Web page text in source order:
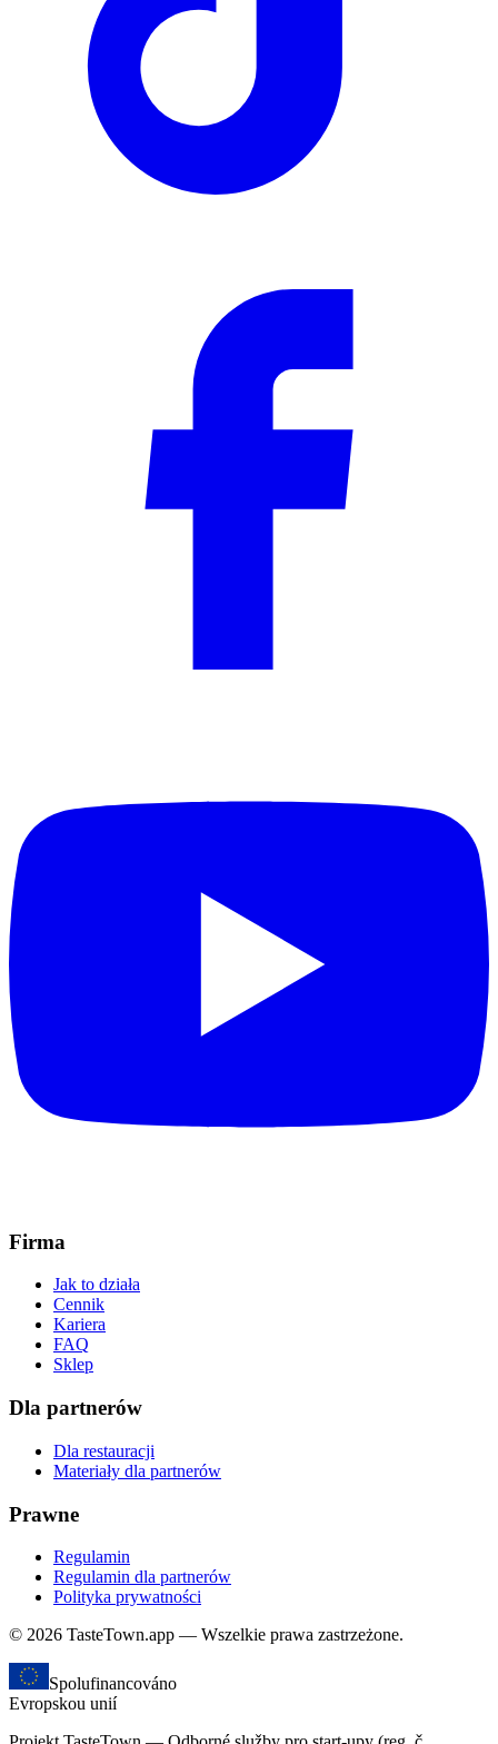
Firma
Jak to działa
Cennik
Kariera
FAQ
Sklep
Dla partnerów
Dla restauracji
Materiały dla partnerów
Prawne
Regulamin
Regulamin dla partnerów
Polityka prywatności
© 2026 TasteTown.app — Wszelkie prawa zastrzeżone.
Spolufinancováno
Evropskou unií